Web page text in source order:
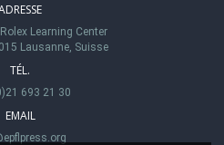
Rolex Learning Center
Lausanne, Suisse
TÉL.
693 21 30
EMAIL